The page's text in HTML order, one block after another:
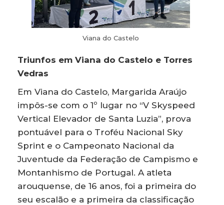
Viana do Castelo
Triunfos em Viana do Castelo e Torres
Vedras
Em Viana do Castelo, Margarida Araújo
impôs-se com o 1º lugar no “V Skyspeed
Vertical Elevador de Santa Luzia”, prova
pontuável para o Troféu Nacional Sky
Sprint e o Campeonato Nacional da
Juventude da Federação de Campismo e
Montanhismo de Portugal. A atleta
arouquense, de 16 anos, foi a primeira do
seu escalão e a primeira da classificação